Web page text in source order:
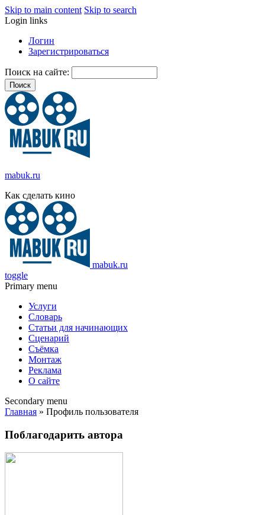
Skip to main content Skip to search
Login links
Логин
Зарегистрироваться
Поиск на сайте:
mabuk.ru
Как сделать кино
mabuk.ru
toggle
Primary menu
Услуги
Словарь
Статьи для начинающих
Сценарий
Съёмка
Монтаж
Реклама
О сайте
Secondary menu
Главная » Профиль пользователя
Поблагодарить автора